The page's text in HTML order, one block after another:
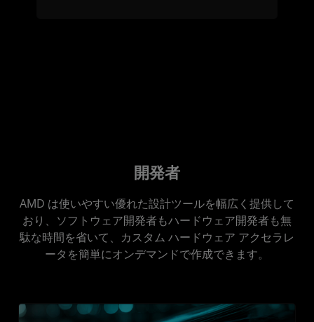
開発者
AMD は使いやすい優れた設計ツールを幅広く提供して
おり、ソフトウェア開発者もハードウェア開発者も無
駄な時間を省いて、カスタム ハードウェア アクセラレ
ータを簡単にオンデマンドで作成できます。